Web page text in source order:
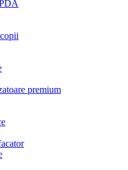
premium